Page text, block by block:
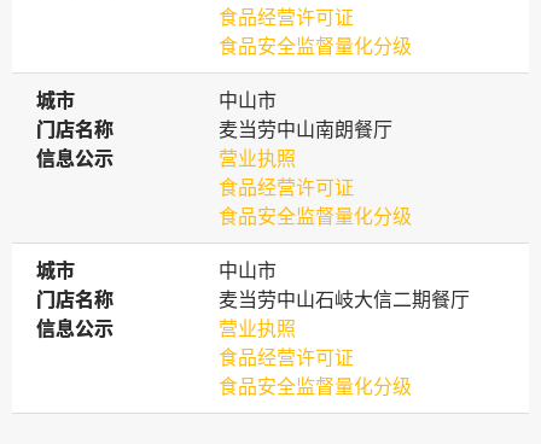
食品经营许可证
食品安全监督量化分级
城市
城市
中山市
门店名称
门店名称
麦当劳中山南朗餐厅
信息公示
信息公示
营业执照
食品经营许可证
食品安全监督量化分级
城市
城市
中山市
门店名称
门店名称
麦当劳中山石岐大信二期餐厅
信息公示
信息公示
营业执照
食品经营许可证
食品安全监督量化分级